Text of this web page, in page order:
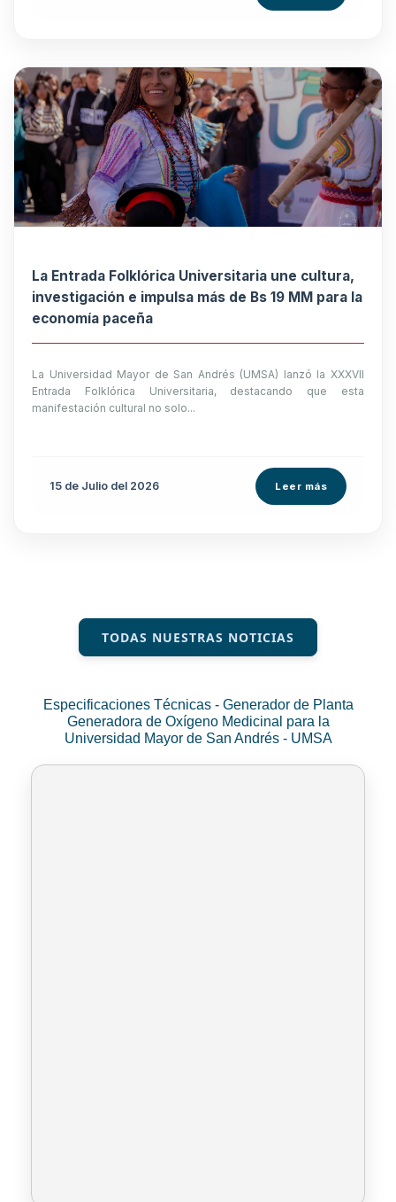
La Entrada Folklórica Universitaria une cultura,
investigación e impulsa más de Bs 19 MM para la
economía paceña
La Universidad Mayor de San Andrés (UMSA) lanzó la XXXVII
Entrada Folklórica Universitaria, destacando que esta
manifestación cultural no solo...
15 de Julio del 2026 Leer más
TODAS NUESTRAS NOTICIAS
Especificaciones Técnicas - Generador de Planta
Generadora de Oxígeno Medicinal para la
Universidad Mayor de San Andrés - UMSA